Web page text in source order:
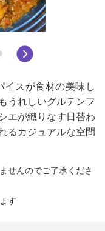
イスが食材の美味し
うれしいグルテンフ
エが織りなす日替わ
るカジュアルな空間
せんのでご了承くださ
す